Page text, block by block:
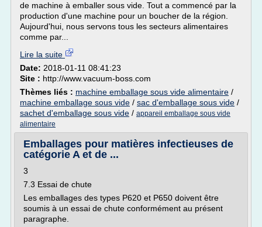
de machine à emballer sous vide. Tout a commencé par la
production d'une machine pour un boucher de la région.
Aujourd'hui, nous servons tous les secteurs alimentaires
comme par...
Lire la suite
Date: 2018-01-11 08:41:23
Site : http://www.vacuum-boss.com
Thèmes liés : machine emballage sous vide alimentaire /
machine emballage sous vide / sac d'emballage sous vide /
sachet d'emballage sous vide / appareil emballage sous vide
alimentaire
Emballages pour matières infectieuses de
catégorie A et de ...
3
7.3 Essai de chute
Les emballages des types P620 et P650 doivent être
soumis à un essai de chute conformément au présent
paragraphe.